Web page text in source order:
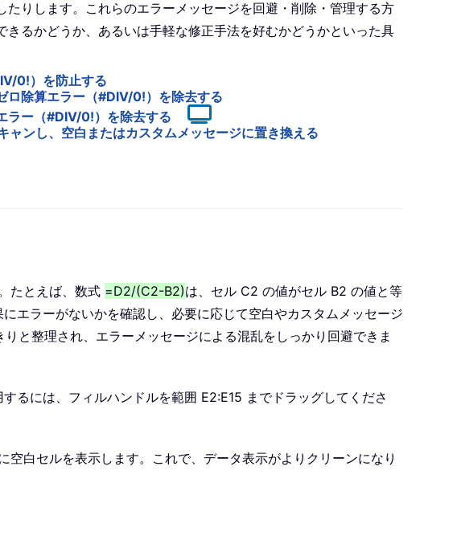
たりします。これらのエラーメッセージを回避・削除・管理する方
きるかどうか、あるいは手軽な修正手法を好むかどうかといった具
0!）を防止する
ロ除算エラー（#DIV/0!）を除去する
ラー（#DIV/0!）を除去する
ンし、空白またはカスタムメッセージに置き換える
たとえば、数式 =D2/(C2-B2)は、セル C2 の値がセル B2 の値と等
エラーがないかを確認し、必要に応じて空白やカスタムメッセージ
と整理され、エラーメッセージによる混乱をしっかり回避できま
るには、フィルハンドルを範囲 E2:E15 までドラッグしてくださ
白セルを表示します。これで、データ表示がよりクリーンになり